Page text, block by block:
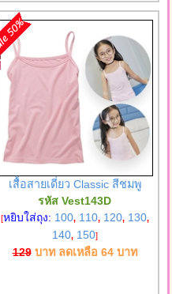
เสื้อสายเดี่ยว Classic สีชมพู
รหัส Vest143D
[หยิบใส่ถุง: 100, 110, 120, 130,
140, 150]
129บาท ลดเหลือ 64บาท